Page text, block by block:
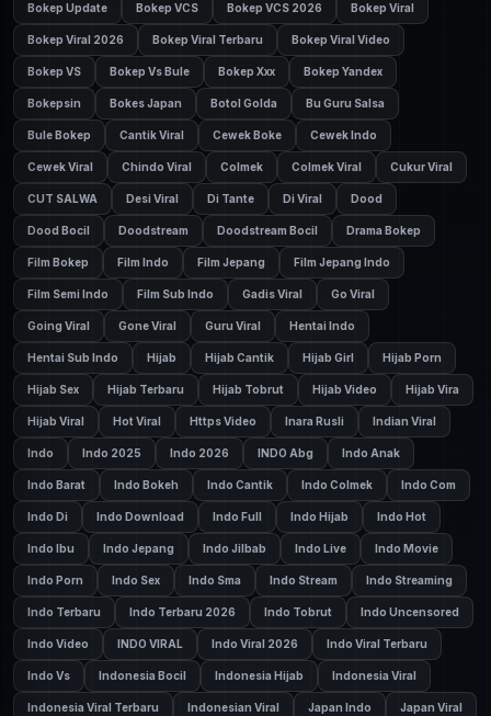
Bokep Update Bokep VCS Bokep VCS 2026 Bokep Viral
Bokep Viral 2026 Bokep Viral Terbaru Bokep Viral Video
Bokep VS Bokep Vs Bule Bokep Xxx Bokep Yandex
Bokepsin Bokes Japan Botol Golda Bu Guru Salsa
Bule Bokep Cantik Viral Cewek Boke Cewek Indo
Cewek Viral Chindo Viral Colmek Colmek Viral Cukur Viral
CUT SALWA Desi Viral Di Tante Di Viral Dood
Dood Bocil Doodstream Doodstream Bocil Drama Bokep
Film Bokep Film Indo Film Jepang Film Jepang Indo
Film Semi Indo Film Sub Indo Gadis Viral Go Viral
Going Viral Gone Viral Guru Viral Hentai Indo
Hentai Sub Indo Hijab Hijab Cantik Hijab Girl Hijab Porn
Hijab Sex Hijab Terbaru Hijab Tobrut Hijab Video Hijab Vira
Hijab Viral Hot Viral Https Video Inara Rusli Indian Viral
Indo Indo 2025 Indo 2026 INDO Abg Indo Anak
Indo Barat Indo Bokeh Indo Cantik Indo Colmek Indo Com
Indo Di Indo Download Indo Full Indo Hijab Indo Hot
Indo Ibu Indo Jepang Indo Jilbab Indo Live Indo Movie
Indo Porn Indo Sex Indo Sma Indo Stream Indo Streaming
Indo Terbaru Indo Terbaru 2026 Indo Tobrut Indo Uncensored
Indo Video INDO VIRAL Indo Viral 2026 Indo Viral Terbaru
Indo Vs Indonesia Bocil Indonesia Hijab Indonesia Viral
Indonesia Viral Terbaru Indonesian Viral Japan Indo Japan Viral